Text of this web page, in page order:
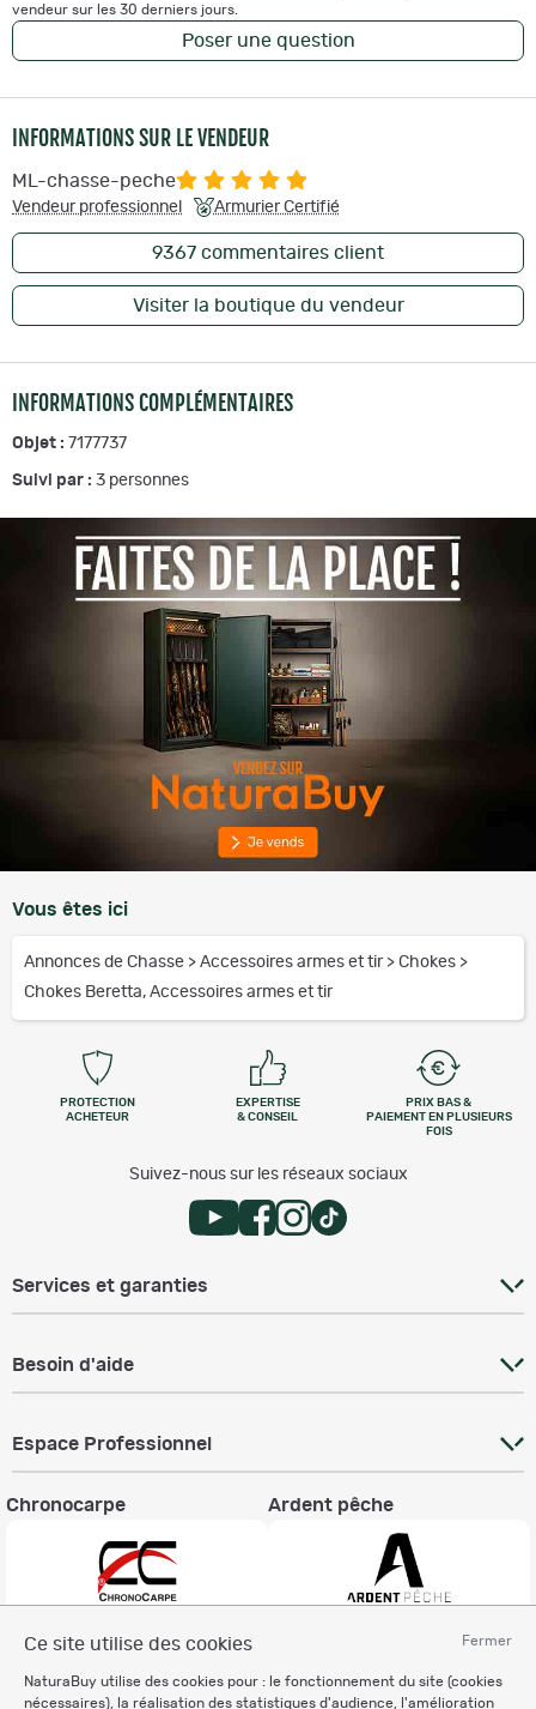
Fermer
Ce site utilise des cookies
NaturaBuy utilise des cookies pour : le fonctionnement du site (cookies
nécessaires), la réalisation des statistiques d'audience, l'amélioration
vendeur sur les 30 derniers jours.
Poser une question
INFORMATIONS SUR LE VENDEUR
ML-chasse-peche
Vendeur professionnel Armurier Certifié
9367 commentaires client
Visiter la boutique du vendeur
INFORMATIONS COMPLÉMENTAIRES
Objet : 7177737
Suivi par : 3 personnes
Vous êtes ici
Annonces de Chasse > Accessoires armes et tir > Chokes >
Chokes Beretta, Accessoires armes et tir
PROTECTION
ACHETEUR
EXPERTISE
& CONSEIL
PRIX BAS &
PAIEMENT EN PLUSIEURS
FOIS
Suivez-nous sur les réseaux sociaux
Services et garanties
Besoin d'aide
Espace Professionnel
Chronocarpe Ardent pêche
Charte éthique